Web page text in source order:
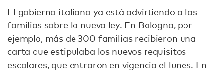
El gobierno italiano ya está advirtiendo a las
familias sobre la nueva ley. En Bologna, por
ejemplo, más de 300 familias recibieron una
carta que estipulaba los nuevos requisitos
escolares, que entraron en vigencia el lunes. En